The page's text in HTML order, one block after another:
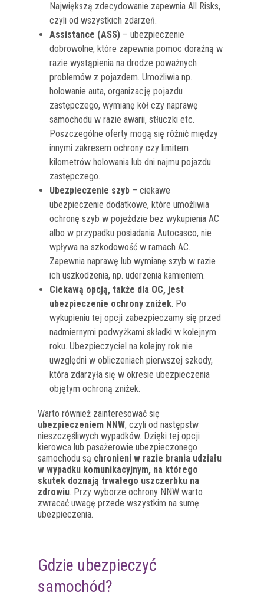
Największą zdecydowanie zapewnia All Risks,
czyli od wszystkich zdarzeń.
Assistance (ASS) – ubezpieczenie
dobrowolne, które zapewnia pomoc doraźną w
razie wystąpienia na drodze poważnych
problemów z pojazdem. Umożliwia np.
holowanie auta, organizację pojazdu
zastępczego, wymianę kół czy naprawę
samochodu w razie awarii, stłuczki etc.
Poszczególne oferty mogą się różnić między
innymi zakresem ochrony czy limitem
kilometrów holowania lub dni najmu pojazdu
zastępczego.
Ubezpieczenie szyb – ciekawe
ubezpieczenie dodatkowe, które umożliwia
ochronę szyb w pojeździe bez wykupienia AC
albo w przypadku posiadania Autocasco, nie
wpływa na szkodowość w ramach AC.
Zapewnia naprawę lub wymianę szyb w razie
ich uszkodzenia, np. uderzenia kamieniem.
Ciekawą opcją, także dla OC, jest
ubezpieczenie ochrony zniżek. Po
wykupieniu tej opcji zabezpieczamy się przed
nadmiernymi podwyżkami składki w kolejnym
roku. Ubezpieczyciel na kolejny rok nie
uwzględni w obliczeniach pierwszej szkody,
która zdarzyła się w okresie ubezpieczenia
objętym ochroną zniżek.
Warto również zainteresować się
ubezpieczeniem NNW, czyli od następstw
nieszczęśliwych wypadków. Dzięki tej opcji
kierowca lub pasażerowie ubezpieczonego
samochodu są chronieni w razie brania udziału
w wypadku komunikacyjnym, na którego
skutek doznają trwałego uszczerbku na
zdrowiu. Przy wyborze ochrony NNW warto
zwracać uwagę przede wszystkim na sumę
ubezpieczenia.
Gdzie ubezpieczyć
samochód?